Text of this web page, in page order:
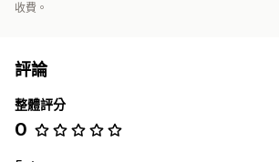
收費。
評論
整體評分
0